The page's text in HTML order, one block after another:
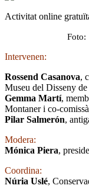
Activitat online
Foto:
Intervenen:
Rossend Casanova,
Museu del Disseny
Gemma Martí,
Montaner i co-
Pilar Salmerón,
Modera:
Mónica Piera,
Coordina:
Núria Uslé,